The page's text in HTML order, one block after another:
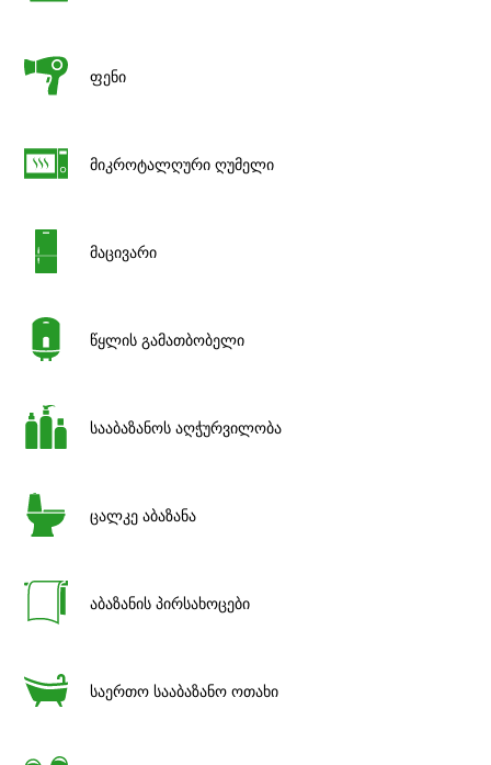
ფენი
მიკროტალღური ღუმელი
მაცივარი
წყლის გამათბობელი
სააბაზანოს აღჭურვილობა
ცალკე აბაზანა
აბაზანის პირსახოცები
საერთო სააბაზანო ოთახი